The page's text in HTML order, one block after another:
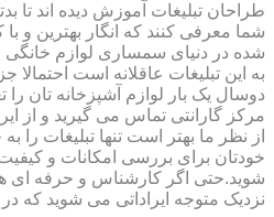
طراحان تبلیغات آموزش دیده اند
شما معرفی کنند که انگار بهترین و
شده در دنیای سمساری لوازم خانگی
به این تبلیغات عاقلانه است
دوسال یک بار لوازم آشپزخانه تان را
مرکز گارانتی تماس می گیرید و از
از نظر ما بهتر است تنها تبلیغات را
خودتان برای بررسی امکانات و
شوید.حتی اگر کارشناس و حرفه ای
نزدیک متوجه ایراداتی می شوید که در